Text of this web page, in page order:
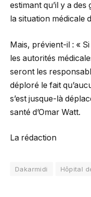
estimant qu’il y a des
la situation médicale
Mais, prévient-il : «
les autorités
seront les
déploré le fait
s’est jusque-là
santé d’Omar Watt.
La rédaction
Dakarmidi Hôpital